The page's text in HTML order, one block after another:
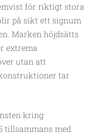
för riktigt stora
på sikt ett signum
Marken höjdsätts
extrema
utan att
tar
kring
tillsammans med